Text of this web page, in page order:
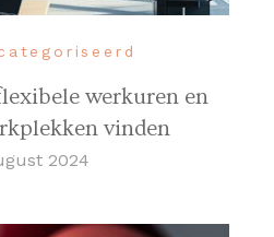
werkuren en
vinden
2024